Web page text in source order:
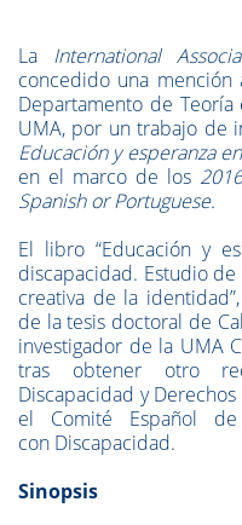
La International
concedido una mención
Departamento de
UMA, por un trabajo de
Educación y esperanza
en el marco de los
Spanish or Portuguese.
El libro “Educación y
discapacidad. Estudio
creativa de la identidad”,
de la tesis doctoral de
investigador de la UMA
tras obtener otro
Discapacidad y
el Comité Español de
con Discapacidad.
Sinopsis